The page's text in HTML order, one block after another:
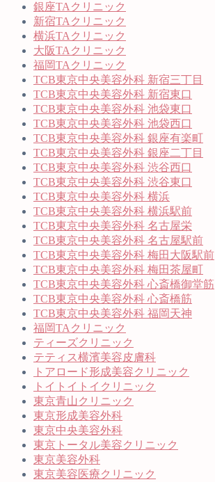
銀座TAクリニック
新宿TAクリニック
横浜TAクリニック
大阪TAクリニック
福岡TAクリニック
TCB東京中央美容外科 新宿三丁目
TCB東京中央美容外科 新宿東口
TCB東京中央美容外科 池袋東口
TCB東京中央美容外科 池袋西口
TCB東京中央美容外科 銀座有楽町
TCB東京中央美容外科 銀座二丁目
TCB東京中央美容外科 渋谷西口
TCB東京中央美容外科 渋谷東口
TCB東京中央美容外科 横浜
TCB東京中央美容外科 横浜駅前
TCB東京中央美容外科 名古屋栄
TCB東京中央美容外科 名古屋駅前
TCB東京中央美容外科 梅田大阪駅前
TCB東京中央美容外科 梅田茶屋町
TCB東京中央美容外科 心斎橋御堂筋
TCB東京中央美容外科 心斎橋筋
TCB東京中央美容外科 福岡天神
福岡TAクリニック
ティーズクリニック
テティス横濱美容皮膚科
トアロード形成美容クリニック
トイトイトイクリニック
東京青山クリニック
東京形成美容外科
東京中央美容外科
東京トータル美容クリニック
東京美容外科
東京美容医療クリニック